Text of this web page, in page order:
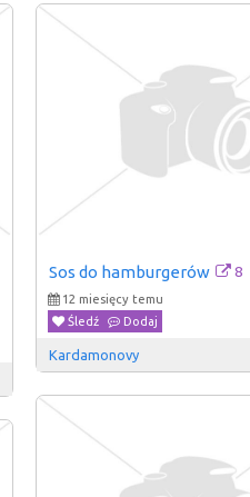
Sos do hamburgerów 8
12 miesięcy temu
Śledź
Dodaj
Kardamonovy